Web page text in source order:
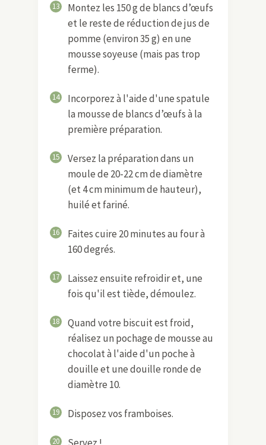
13
Montez les 150 g de blancs d’œufs
et le reste de réduction de jus de
pomme (environ 35 g) en une
mousse soyeuse (mais pas trop
ferme).
14
Incorporez à l'aide d'une spatule
la mousse de blancs d’œufs à la
première préparation.
15
Versez la préparation dans un
moule de 20-22 cm de diamètre
(et 4 cm minimum de hauteur),
huilé et fariné.
16
Faites cuire 20 minutes au four à
160 degrés.
17
Laissez ensuite refroidir et, une
fois qu'il est tiède, démoulez.
18
Quand votre biscuit est froid,
réalisez un pochage de mousse au
chocolat à l'aide d'un poche à
douille et une douille ronde de
diamètre 10.
19 Disposez vos framboises.
20